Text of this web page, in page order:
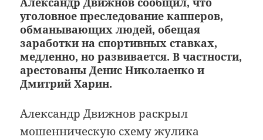
уголовное преследование капперов,
обманывающих людей, обещая
заработки на спортивных ставках,
медленно, но развивается. В частности,
арестованы Денис Николаенко и
Дмитрий Харин.
Александр Движнов раскрыл
мошенническую схему жулика